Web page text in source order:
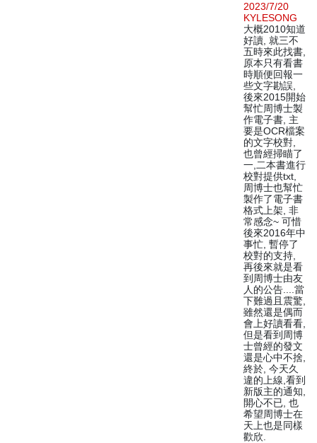
2023/7/20
KYLESONG
大概2010知道
好讀, 就三不
五時來此找書,
原本只有看書
時順便回報一
些文字勘誤,
後來2015開始
幫忙周博士製
作電子書, 主
要是OCR檔案
的文字校對,
也曾經掃瞄了
一,二本書進行
校對提供txt,
周博士也幫忙
製作了電子書
格式上架, 非
常感念~ 可惜
後來2016年中
事忙, 暫停了
校對的支持,
再後來就是看
到周博士由友
人的公告....當
下難過且震驚,
雖然還是偶而
會上好讀看看,
但是看到周博
士曾經的發文
還是心中不捨,
終於, 今天久
違的上線,看到
新版主的通知,
開心不已, 也
希望周博士在
天上也是同樣
歡欣.